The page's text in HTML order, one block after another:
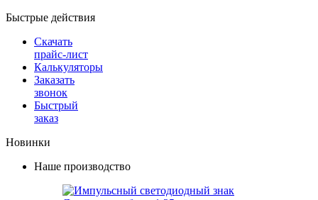
Быстрые действия
Скачать
прайс-лист
Калькуляторы
Заказать
звонок
Быстрый
заказ
Новинки
Наше производство